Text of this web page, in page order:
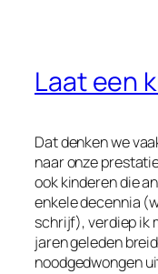
Laat een
Dat denken we
naar onze
ook kinderen die
enkele decennia
schrijf), verdiep ik
jaren geleden
noodgedwongen